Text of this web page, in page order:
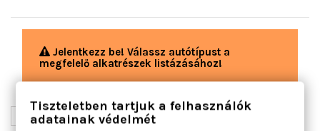
Jelentkezz be! Válassz autótípust a
megfelelő alkatrészek listázásához!
Relevancia
Tiszteletben tartjuk a felhasználók
adatainak védelmét